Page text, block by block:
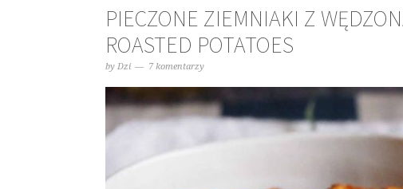
PIECZONE ZIEMNIAKI Z
ROASTED POTATOES
by Dzi 7 komentarzy